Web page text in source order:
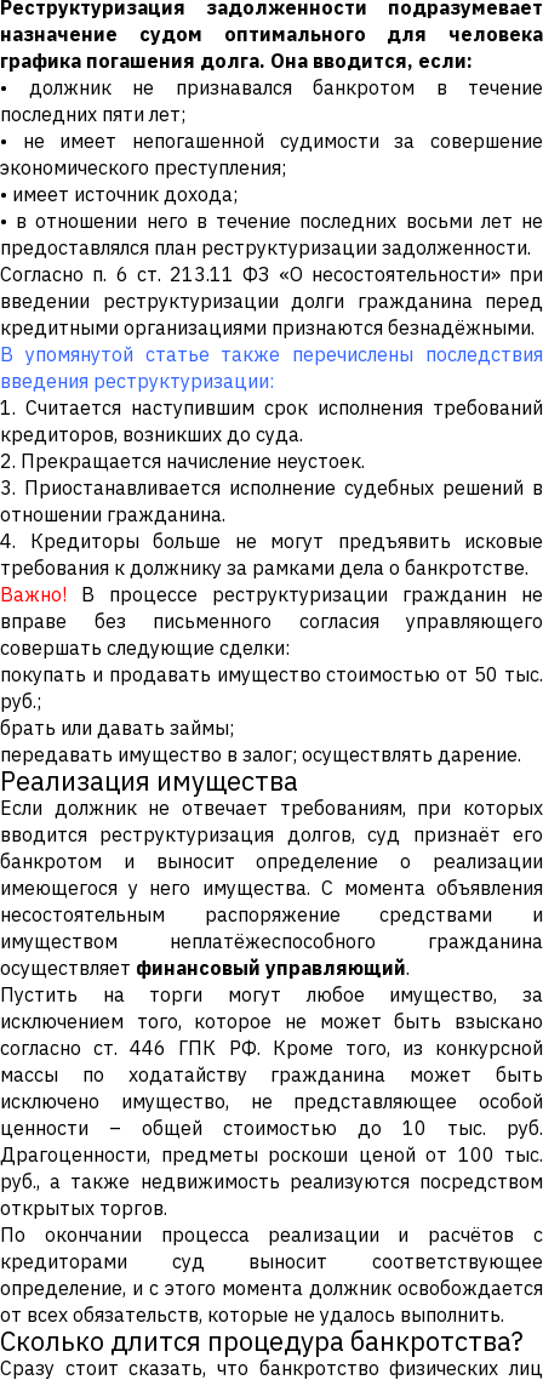
Реструктуризация задолженности подразумевает
назначение судом оптимального для человека
графика погашения долга. Она вводится, если:
• должник не признавался банкротом в течение
последних пяти лет;
• не имеет непогашенной судимости за совершение
экономического преступления;
• имеет источник дохода;
• в отношении него в течение последних восьми лет не
предоставлялся план реструктуризации задолженности.
Согласно п. 6 ст. 213.11 ФЗ «О несостоятельности» при
введении реструктуризации долги гражданина перед
кредитными организациями признаются безнадёжными.
В упомянутой статье также перечислены последствия
введения реструктуризации:
1. Считается наступившим срок исполнения требований
кредиторов, возникших до суда.
2. Прекращается начисление неустоек.
3. Приостанавливается исполнение судебных решений в
отношении гражданина.
4. Кредиторы больше не могут предъявить исковые
требования к должнику за рамками дела о банкротстве.
Важно! В процессе реструктуризации гражданин не
вправе без письменного согласия управляющего
совершать следующие сделки:
покупать и продавать имущество стоимостью от 50 тыс.
руб.;
брать или давать займы;
передавать имущество в залог; осуществлять дарение.
Реализация имущества
Если должник не отвечает требованиям, при которых
вводится реструктуризация долгов, суд признаёт его
банкротом и выносит определение о реализации
имеющегося у него имущества. С момента объявления
несостоятельным распоряжение средствами и
имуществом неплатёжеспособного гражданина
осуществляет финансовый управляющий.
Пустить на торги могут любое имущество, за
исключением того, которое не может быть взыскано
согласно ст. 446 ГПК РФ. Кроме того, из конкурсной
массы по ходатайству гражданина может быть
исключено имущество, не представляющее особой
ценности – общей стоимостью до 10 тыс. руб.
Драгоценности, предметы роскоши ценой от 100 тыс.
руб., а также недвижимость реализуются посредством
открытых торгов.
По окончании процесса реализации и расчётов с
кредиторами суд выносит соответствующее
определение, и с этого момента должник освобождается
от всех обязательств, которые не удалось выполнить.
Сколько длится процедура банкротства?
Сразу стоит сказать, что банкротство физических лиц